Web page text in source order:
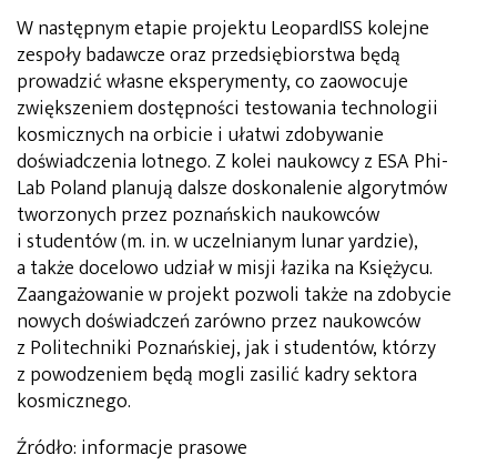
W następnym etapie projektu LeopardISS kolejne
zespoły badawcze oraz przedsiębiorstwa będą
prowadzić własne eksperymenty, co zaowocuje
zwiększeniem dostępności testowania technologii
kosmicznych na orbicie i ułatwi zdobywanie
doświadczenia lotnego. Z kolei naukowcy z ESA Phi-
Lab Poland planują dalsze doskonalenie algorytmów
tworzonych przez poznańskich naukowców
i studentów (m. in. w uczelnianym lunar yardzie),
a także docelowo udział w misji łazika na Księżycu.
Zaangażowanie w projekt pozwoli także na zdobycie
nowych doświadczeń zarówno przez naukowców
z Politechniki Poznańskiej, jak i studentów, którzy
z powodzeniem będą mogli zasilić kadry sektora
kosmicznego.
Źródło: informacje prasowe